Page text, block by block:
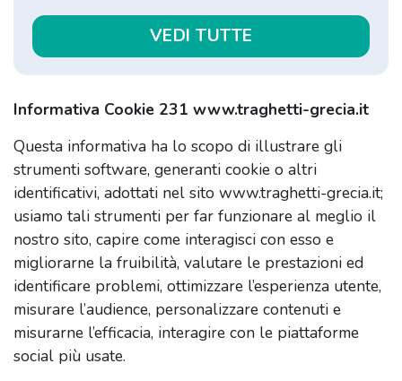
Informativa Cookie 231 www.traghetti-grecia.it
Questa informativa ha lo scopo di illustrare gli
strumenti software, generanti cookie o altri
identificativi, adottati nel sito www.traghetti-grecia.it;
usiamo tali strumenti per far funzionare al meglio il
nostro sito, capire come interagisci con esso e
migliorarne la fruibilità, valutare le prestazioni ed
identificare problemi, ottimizzare l’esperienza utente,
misurare l’audience, personalizzare contenuti e
misurarne l’efficacia, interagire con le piattaforme
social più usate.
VEDI TUTTE